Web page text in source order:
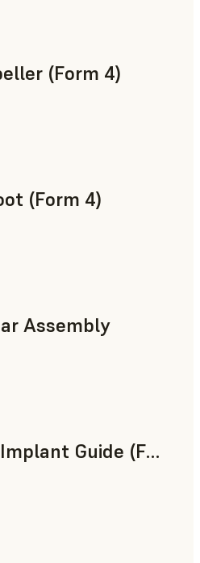
(Form 4)
(Form 4)
Assembly
Surgical Guide Implant Guide (Form 4)